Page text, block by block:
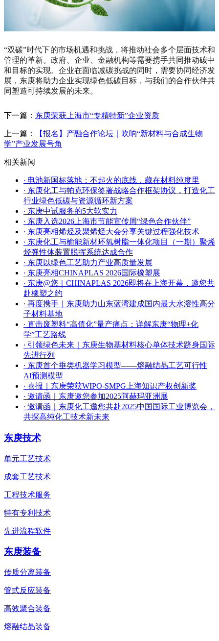
“双碳”时代下的市场机遇和挑战，将推动社会多个层面技术和
管理的革新。政府、企业、金融机构等需要携手共同推动碳中
和目标的实现。企业在面临减碳挑战的同时，需要协同经济发
展，东庚将助力企业实现绿色低碳目标，与我们的合作伙伴共
同塑造可持续发展的未来。
下一篇： 东庚荣获上海市“专精特新”企业资质
上一篇：
【报名】产融合作论坛｜吹响“新材料与合成生物
学”产业发展号角
相关新闻
· 电池新国标落地：不起火的底线，藏在材料纯度里
· 东庚化工与帕克环保签署战略合作框架协议，打造化工
行业绿色低碳与资源循环新方案
· 东庚中试服务的5大软实力
· 东庚入选2026上海市节能宣传周“绿色合作伙伴”
· 东庚亮相烯烃及聚烯烃大会分享关键过程强化技术
· 东庚化工与榆能新材环氧树脂一体化项目（一期）聚烯
烃弹性体装置脱挥系统达成合作
· 东庚以绿色工艺助力产业高质量发展
· 东庚亮相CHINAPLAS 2026国际橡塑展
· 东庚@您｜CHINAPLAS 2026即将在上海开幕，邀您共
赴橡塑之约
· 再度携手｜东庚助力山东蓝湾建成国内最大水溶性高分
子材料基地
· 直击废塑料“高值化”量产痛点：详解东庚“物理+化
学”工艺路线
· 引领绿色未来｜东庚生物基材料核心单体技术跻身国际
先进行列
· 东庚首个垂类机器学习模型——熔融结晶工艺可行性
AI预测模型
· 喜报｜东庚荣获WIPO-SMPG上海知识产权创新奖
· 邀请函｜东庚邀您参加2025阿赫玛亚洲展
· 邀请函｜东庚化工邀您共赴2025中国国际工业博览会，
共探高纯化工技术新未来
东庚技术
单元工艺技术
成套工艺技术
工程技术服务
特有专利技术
先进流程软件
东庚装备
传质分离装备
管式反应装备
高效聚合装备
熔融结晶装备